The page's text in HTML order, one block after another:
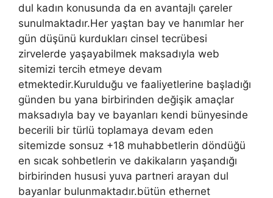
dul kadın konusunda da en avantajlı çareler
sunulmaktadır.Her yaştan bay ve hanımlar her
gün düşünü kurdukları cinsel tecrübesi
zirvelerde yaşayabilmek maksadıyla web
sitemizi tercih etmeye devam
etmektedir.Kurulduğu ve faaliyetlerine başladığı
günden bu yana birbirinden değişik amaçlar
maksadıyla bay ve bayanları kendi bünyesinde
becerili bir türlü toplamaya devam eden
sitemizde sonsuz +18 muhabbetlerin döndüğü
en sıcak sohbetlerin ve dakikaların yaşandığı
birbirinden hususi yuva partneri arayan dul
bayanlar bulunmaktadır.bütün ethernet